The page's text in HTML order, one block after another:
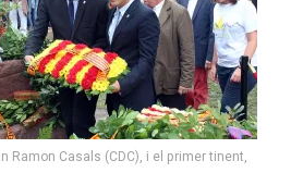
Ramon Casals (CDC), i el primer tinent,